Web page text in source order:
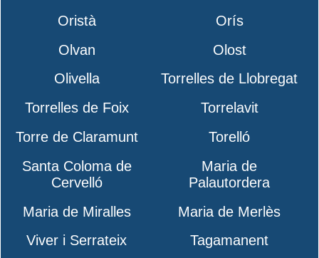
Oristà
Orís
Olvan
Olost
Olivella
Torrelles de Llobregat
Torrelles de Foix
Torrelavit
Torre de Claramunt
Torelló
Santa Coloma de
Cervelló
Maria de
Palautordera
Maria de Miralles
Maria de Merlès
Viver i Serrateix
Tagamanent